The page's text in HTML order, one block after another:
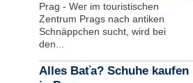
Prag - Wer im touristischen
Zentrum Prags nach antiken
Schnäppchen sucht, wird bei
den...
Alles Baťa? Schuhe kaufen